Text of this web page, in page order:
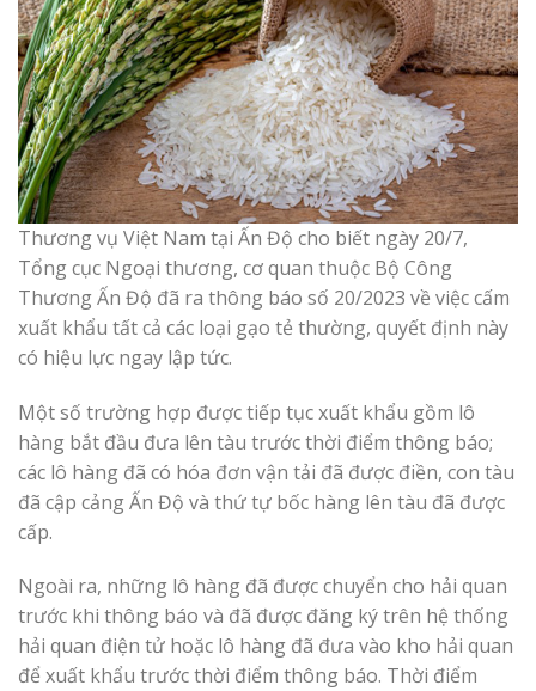
Thương vụ Việt Nam tại Ấn Độ cho biết ngày 20/7,
Tổng cục Ngoại thương, cơ quan thuộc Bộ Công
Thương Ấn Độ đã ra thông báo số 20/2023 về việc cấm
xuất khẩu tất cả các loại gạo tẻ thường, quyết định này
có hiệu lực ngay lập tức.
Một số trường hợp được tiếp tục xuất khẩu gồm lô
hàng bắt đầu đưa lên tàu trước thời điểm thông báo;
các lô hàng đã có hóa đơn vận tải đã được điền, con tàu
đã cập cảng Ấn Độ và thứ tự bốc hàng lên tàu đã được
cấp.
Ngoài ra, những lô hàng đã được chuyển cho hải quan
trước khi thông báo và đã được đăng ký trên hệ thống
hải quan điện tử hoặc lô hàng đã đưa vào kho hải quan
để xuất khẩu trước thời điểm thông báo. Thời điểm